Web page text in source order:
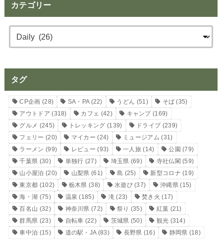
カテゴリー
タグ
CP企画 (28) SA・PA(22) うどん (51) そば (35)
アウトドア (318) カフェ (42) キャンプ(169)
グルメ (245) トレッキング (139) ドライブ (239)
フェリー (20) マイカー (24) ミュージアム (31)
ラーメン (99) レビュー (93) 一人旅 (14) 公園 (79)
千葉県 (30) 単独行 (27) 埼玉県 (69) 寺社仏閣 (59)
山小屋泊 (20) 山梨県 (61) 島 (25) 新型コロナ (19)
東京都 (102) 栃木県 (38) 水遊び(37) 沖縄県(15)
海・湖 (75) 温泉 (185) 滝(23) 焚き火 (17)
百名山 (32) 神奈川県 (72) 祭り (35) 紅葉 (21)
群馬県 (23) 自転車 (22) 茨城県 (50) 観光 (314)
車中泊 (15) 道の駅・JA(83) 長野県 (16) 静岡県 (18)